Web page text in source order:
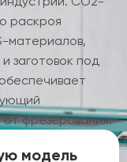
раскроя
материалов,
заготовок под
от фрезерования.
модель